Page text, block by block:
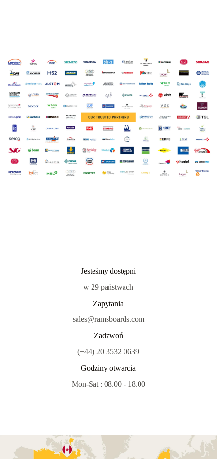
Jesteśmy dostępni
w 29 państwach
Zapytania
sales@ramsboards.com
Zadzwoń
(+44) 20 3532 0639
Godziny otwarcia
Mon-Sat : 08.00 - 18.00